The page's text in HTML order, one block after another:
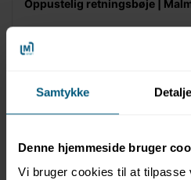
Samtykke
Denne hjemmeside bruger
Vi bruger cookies til at tilpasse
Oppustelig retningsbøje |